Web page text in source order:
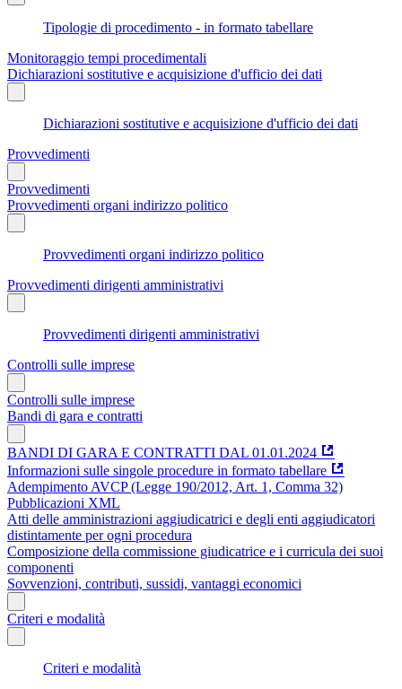
Tipologie di procedimento - in formato tabellare
Monitoraggio tempi procedimentali
Dichiarazioni sostitutive e acquisizione d'ufficio dei dati
Dichiarazioni sostitutive e acquisizione d'ufficio dei dati
Provvedimenti
Provvedimenti
Provvedimenti organi indirizzo politico
Provvedimenti organi indirizzo politico
Provvedimenti dirigenti amministrativi
Provvedimenti dirigenti amministrativi
Controlli sulle imprese
Controlli sulle imprese
Bandi di gara e contratti
BANDI DI GARA E CONTRATTI DAL 01.01.2024
Informazioni sulle singole procedure in formato tabellare
Adempimento AVCP (Legge 190/2012, Art. 1, Comma 32)
Pubblicazioni XML
Atti delle amministrazioni aggiudicatrici e degli enti aggiudicatori
distintamente per ogni procedura
Composizione della commissione giudicatrice e i curricula dei suoi
componenti
Sovvenzioni, contributi, sussidi, vantaggi economici
Criteri e modalità
Criteri e modalità